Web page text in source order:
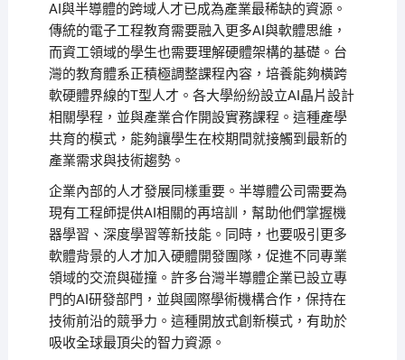
AI與半導體的跨域人才已成為產業最稀缺的資源。
傳統的電子工程教育需要融入更多AI與軟體思維，
而資工領域的學生也需要理解硬體架構的基礎。台
灣的教育體系正積極調整課程內容，培養能夠橫跨
軟硬體界線的T型人才。各大學紛紛設立AI晶片設計
相關學程，並與產業合作開設實務課程。這種產學
共育的模式，能夠讓學生在校期間就接觸到最新的
產業需求與技術趨勢。
企業內部的人才發展同樣重要。半導體公司需要為
現有工程師提供AI相關的再培訓，幫助他們掌握機
器學習、深度學習等新技能。同時，也要吸引更多
軟體背景的人才加入硬體開發團隊，促進不同專業
領域的交流與碰撞。許多台灣半導體企業已設立專
門的AI研發部門，並與國際學術機構合作，保持在
技術前沿的競爭力。這種開放式創新模式，有助於
吸收全球最頂尖的智力資源。